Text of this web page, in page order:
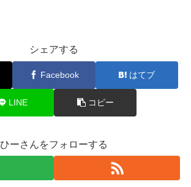
シェアする
Facebook はてブ
LINE コピー
ひーさんをフォローする